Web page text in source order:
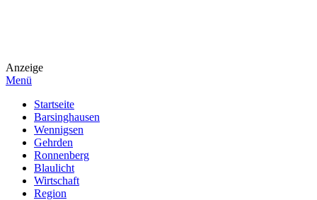
Anzeige
Menü
Startseite
Barsinghausen
Wennigsen
Gehrden
Ronnenberg
Blaulicht
Wirtschaft
Region